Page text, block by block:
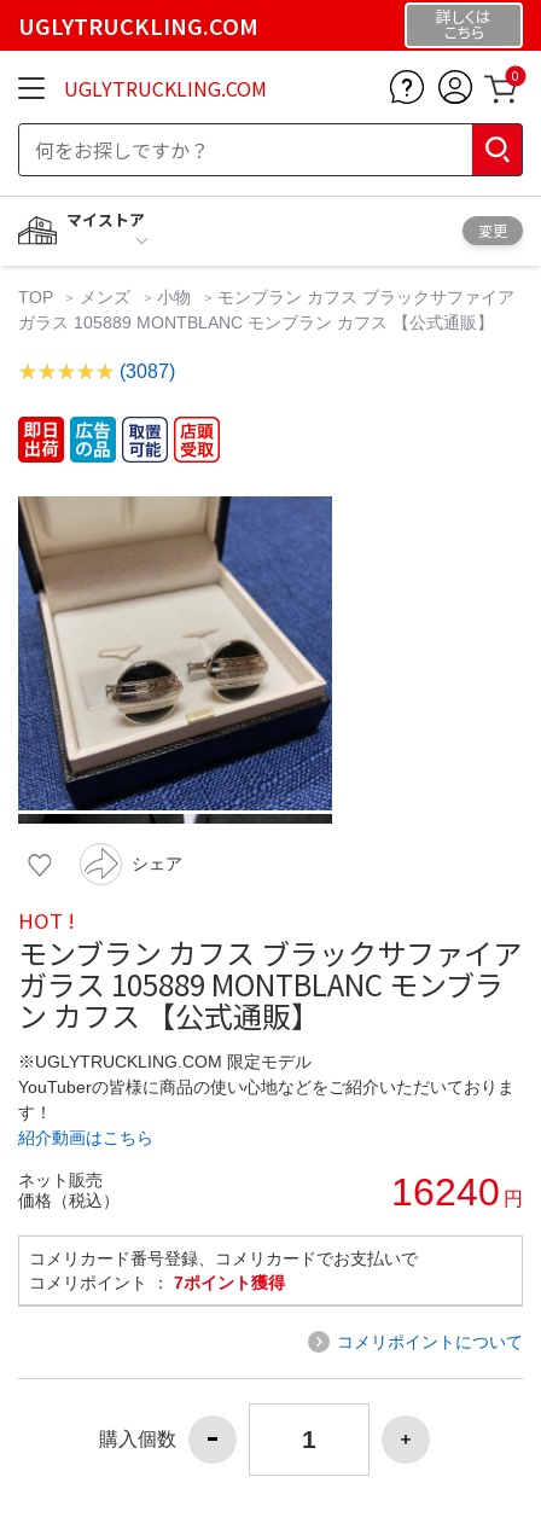
UGLYTRUCKLING.COM 詳しくは
こちら
UGLYTRUCKLING.COM 0
マイストア
変更
TOP メンズ 小物
モンブラン カフス ブラックサファイア
ガラス 105889 MONTBLANC モンブラン カフス 【公式通販】
(3087)
シェア
HOT !
モンブラン カフス ブラックサファイア
ガラス 105889 MONTBLANC モンブラ
ン カフス 【公式通販】
※UGLYTRUCKLING.COM 限定モデル
YouTuberの皆様に商品の使い心地などをご紹介いただいておりま
す！
紹介動画はこちら
ネット販売
価格（税込）
16240 円
コメリカード番号登録、コメリカードでお支払いで
コメリポイント ： 7ポイント獲得
コメリポイントについて
購入個数